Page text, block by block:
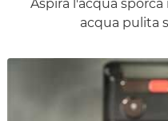
Aspira l'acqua
acqua pulita